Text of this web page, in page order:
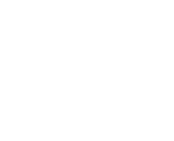
như giặt nhẹ, giặt mạnh, giặt đồ cotton,
an toàn cho sức khỏe.
quả giặt sạch.